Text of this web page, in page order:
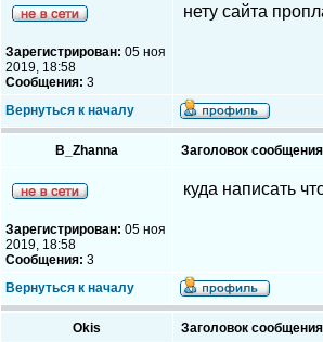
Зарегистрирован: 05 ноя
2019, 18:58
Сообщения: 3
нету сайта
Вернуться к началу
B_Zhanna Заголовок
Зарегистрирован: 05 ноя
2019, 18:58
Сообщения: 3
куда написать
Вернуться к началу
Okis Заголовок